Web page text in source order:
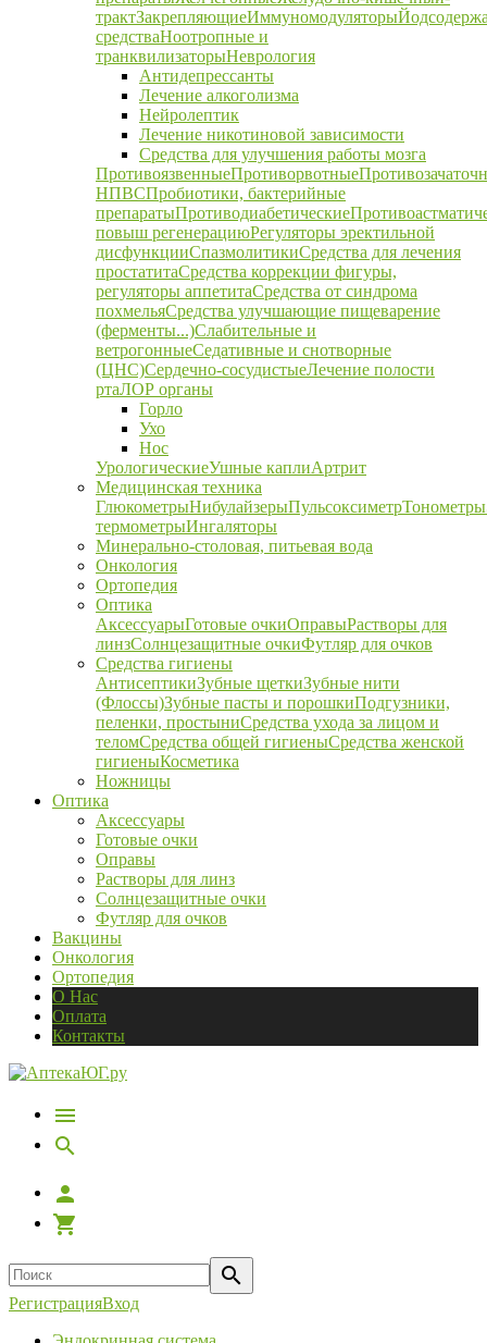
трактЗакрепляющиеИммуномодуляторы
средстваНоотропные и
транквилизаторыНеврология
Антидепрессанты
Лечение алкоголизма
Нейролептик
Лечение никотиновой зависимости
Средства для улучшения работы мозга
ПротивоязвенныеПротиворвотные
НПВСПробиотики, бактерийные
препаратыПротиводиабетические
повыш регенерациюРегуляторы эректильной
дисфункцииСпазмолитикиСредства для лечения
простатитаСредства коррекции фигуры,
регуляторы аппетитаСредства от синдрома
похмельяСредства улучшающие пищеварение
(ферменты...)Слабительные и
ветрогонныеСедативные и снотворные
(ЦНС)Сердечно-сосудистыеЛечение полости
ртаЛОР органы
Горло
Ухо
Нос
УрологическиеУшные каплиАртрит
Медицинская техника
ГлюкометрыНибулайзерыПульсоксиметрТонометры
термометрыИнгаляторы
Минерально-столовая, питьевая вода
Онкология
Ортопедия
Оптика
АксессуарыГотовые очкиОправыРастворы для
линзСолнцезащитные очкиФутляр для очков
Средства гигиены
АнтисептикиЗубные щеткиЗубные нити
(Флоссы)Зубные пасты и порошкиПодгузники,
пеленки, простыниСредства ухода за лицом и
теломСредства общей гигиеныСредства женской
гигиеныКосметика
Ножницы
Оптика
Аксессуары
Готовые очки
Оправы
Растворы для линз
Солнцезащитные очки
Футляр для очков
Вакцины
Онкология
Ортопедия
О Нас
Оплата
Контакты
РегистрацияВход